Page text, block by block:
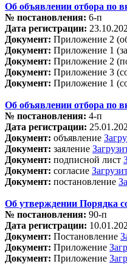
Об объявлении отбора по
№ постановления: 6-п
Дата регистрации:
Документ: Приложение 2
Документ: Приложение 1
Документ: Приложение 2
Документ: Приложение 3
Документ: Приложение 1
Об объявлении отбора по
№ постановления: 4-п
Дата регистрации:
Документ: объявление
Документ: заяление
Документ: подписной лист
Документ: согласие
Документ: постановление
Об утверждении Порядка
№ постановления: 90-п
Дата регистрации:
Документ: Постановление
Документ: Приложение
Документ: Приложение